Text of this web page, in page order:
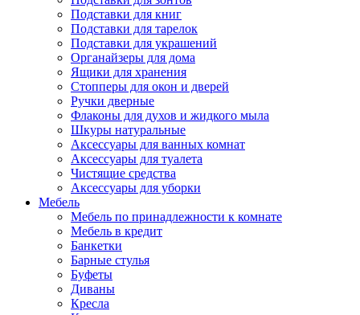
Подставки для книг
Подставки для тарелок
Подставки для украшений
Органайзеры для дома
Ящики для хранения
Стопперы для окон и дверей
Ручки дверные
Флаконы для духов и жидкого мыла
Шкуры натуральные
Аксессуары для ванных комнат
Аксессуары для туалета
Чистящие средства
Аксессуары для уборки
Мебель
Мебель по принадлежности к комнате
Мебель в кредит
Банкетки
Барные стулья
Буфеты
Диваны
Кресла